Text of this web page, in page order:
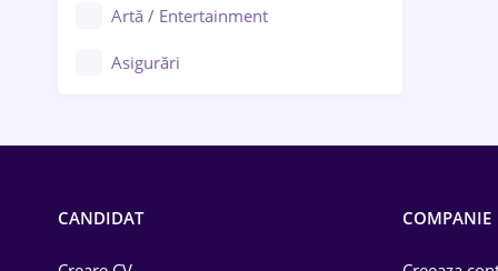
Artă / Entertainment
Asigurări
CANDIDAT COMPANIE